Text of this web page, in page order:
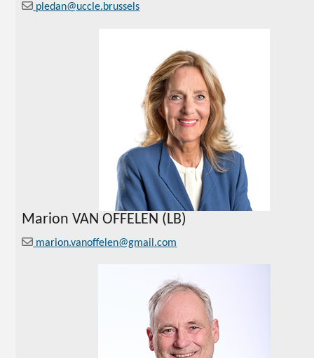
pledan@uccle.brussels
MarionVAN OFFELEN (LB)
marion.vanoffelen@gmail.com